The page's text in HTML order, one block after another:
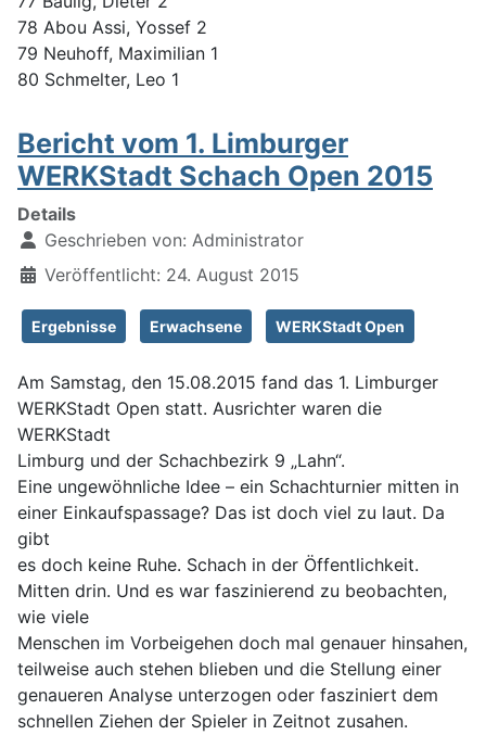
78 Abou Assi, Yossef 2
79 Neuhoff, Maximilian 1
80 Schmelter, Leo 1
Bericht vom 1. Limburger
WERKStadt Schach Open 2015
Details
Geschrieben von: Administrator
Veröffentlicht: 24. August 2015
Ergebnisse Erwachsene WERKStadt Open
Am Samstag, den 15.08.2015 fand das 1. Limburger
WERKStadt Open statt. Ausrichter waren die
WERKStadt
Limburg und der Schachbezirk 9 „Lahn“.
Eine ungewöhnliche Idee – ein Schachturnier mitten in
einer Einkaufspassage? Das ist doch viel zu laut. Da
gibt
es doch keine Ruhe. Schach in der Öffentlichkeit.
Mitten drin. Und es war faszinierend zu beobachten,
wie viele
Menschen im Vorbeigehen doch mal genauer hinsahen,
teilweise auch stehen blieben und die Stellung einer
genaueren Analyse unterzogen oder fasziniert dem
schnellen Ziehen der Spieler in Zeitnot zusahen.